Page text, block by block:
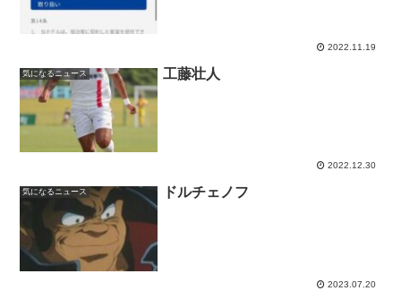
2022.11.19
気になるニュース 工藤壮人
2022.12.30
気になるニュース ドルチェノフ
2023.07.20